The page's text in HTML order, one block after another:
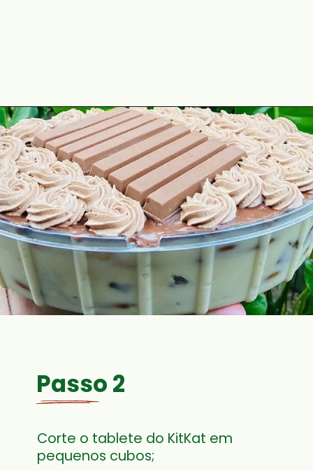
Passo 2
Corte o tablete do KitKat em
pequenos cubos;